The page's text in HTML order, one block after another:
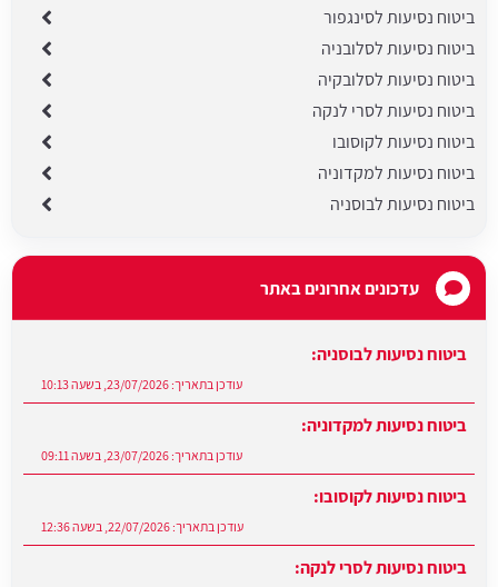
ביטוח נסיעות לסינגפור
ביטוח נסיעות לסלובניה
ביטוח נסיעות לסלובקיה
ביטוח נסיעות לסרי לנקה
ביטוח נסיעות לקוסובו
ביטוח נסיעות למקדוניה
ביטוח נסיעות לבוסניה
עדכונים אחרונים באתר
ביטוח נסיעות לבוסניה:
עודכן בתאריך: 23/07/2026, בשעה 10:13
ביטוח נסיעות למקדוניה:
עודכן בתאריך: 23/07/2026, בשעה 09:11
ביטוח נסיעות לקוסובו:
עודכן בתאריך: 22/07/2026, בשעה 12:36
ביטוח נסיעות לסרי לנקה: